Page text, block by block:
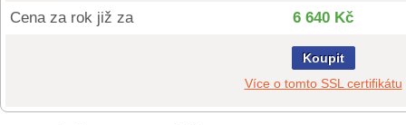
Cena za rok již za 6 640 Kč
Koupit
Více o tomto SSL certifikátu